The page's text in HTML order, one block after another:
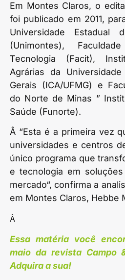
Em Montes Claros, o
foi publicado em 2011,
Universidade Estadual
(Unimontes),
Tecnologia (Facit),
Agrárias da
Gerais (ICA/UFMG) e
do Norte de Minas ”
Saúde (Funorte).
Â “Esta é a primeira vez
universidades e centros
único programa que
e tecnologia em
mercado“, confirma a
em Montes Claros, Hebbe
Â
Essa matéria você
maio da revista Campo
Adquira a sua!